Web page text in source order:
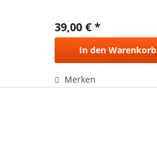
39,00 € *
In den Warenkorb
Merken